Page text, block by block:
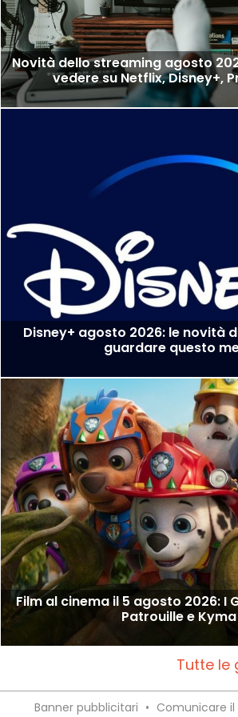
Novità dello streaming agosto
vedere su Netflix, Disney+,
Disney+ agosto 2026: le novità
guardare questo
Film al cinema il 5 agosto 2026: I
Patrouille e Kyma
Tutte le
Banner pubblicitari • Comunicare